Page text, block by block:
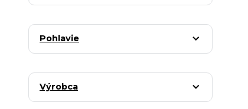
Pohlavie
Výrobca